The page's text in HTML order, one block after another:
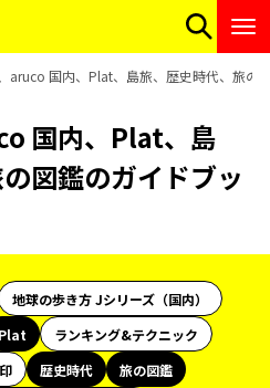
aruco 国内、Plat、島旅、歴史時代、旅の
国内、Plat、島
図鑑のガイドブッ
地球の歩き方 Jシリーズ（国内）
Plat
ランキング&テクニック
歴史時代
旅の図鑑